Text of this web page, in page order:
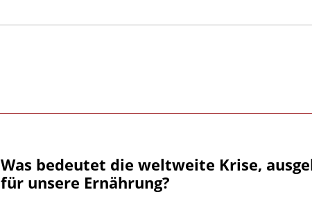
Was bedeutet die weltweite Krise,
für unsere Ernährung?